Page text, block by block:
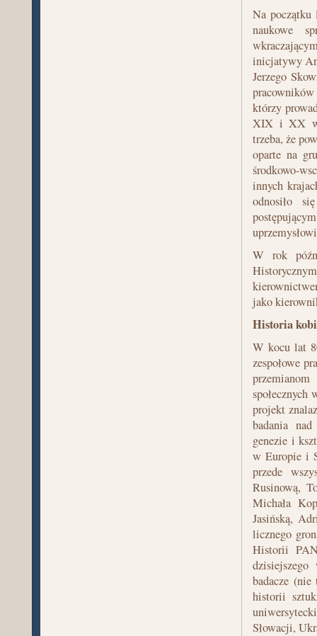
Na
naukowe
inicjatywy
Jerzego
którzy
XIX i XX
trzeba, że
oparte na
środkowo-
innych
odnosiło
W rok
jako
Historia
W kocu lat
zespołowe
projekt
badania
genezie i
w Europie i
przede
Rusinową,
Michała
Jasińską,
licznego
Historii
dzisiejszego
badacze
historii
Słowacji,